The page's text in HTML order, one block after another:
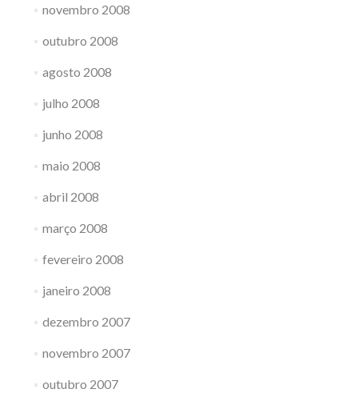
novembro 2008
outubro 2008
agosto 2008
julho 2008
junho 2008
maio 2008
abril 2008
março 2008
fevereiro 2008
janeiro 2008
dezembro 2007
novembro 2007
outubro 2007